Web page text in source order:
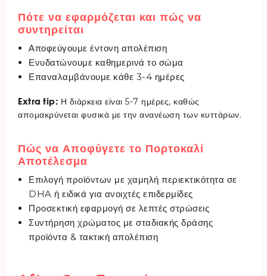
Πότε να εφαρμόζεται και πώς να
συντηρείται
Αποφεύγουμε έντονη απολέπιση
Ενυδατώνουμε καθημερινά το σώμα
Επαναλαμβάνουμε κάθε 3-4 ημέρες
Extra tip: Η διάρκεια είναι 5-7 ημέρες, καθώς
απομακρύνεται φυσικά με την ανανέωση των κυττάρων.
Πώς να Αποφύγετε το Πορτοκαλί
Αποτέλεσμα
Επιλογή προϊόντων με χαμηλή περιεκτικότητα σε
DHA ή ειδικά για ανοιχτές επιδερμίδες
Προσεκτική εφαρμογή σε λεπτές στρώσεις
Συντήρηση χρώματος με σταδιακής δράσης
προϊόντα & τακτική απολέπιση